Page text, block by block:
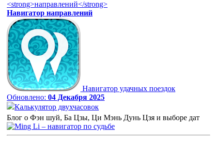
Навигатор направлений
Навигатор удачных поездок
Обновлено: 04 Декабря 2025
Калькулятор двухчасовок
Блог о Фэн шуй, Ба Цзы, Ци Мэнь Дунь Цзя и выборе дат